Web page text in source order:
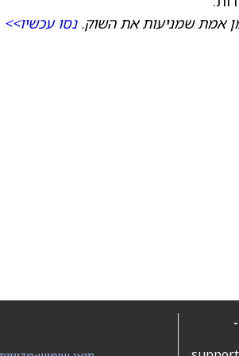
אמת שמניעות את השוק.נסו עכשיו>>